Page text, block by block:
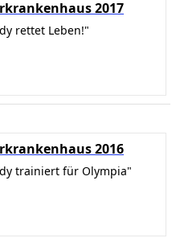
2017
rettet Leben!"
2016
trainiert für Olympia"